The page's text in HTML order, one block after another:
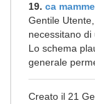
19. ca
Gentile
necessitano di
Lo schema
generale
Creato il 21